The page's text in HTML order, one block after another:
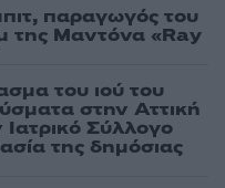
παραγωγός του
της Μαντόνα «Ray
του ιού του
στην Αττική
Σύλλογο
της δημόσιας